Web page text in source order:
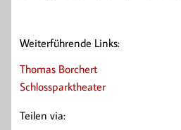
Weiterführende Links:
Thomas Borchert
Schlossparktheater
Teilen via: